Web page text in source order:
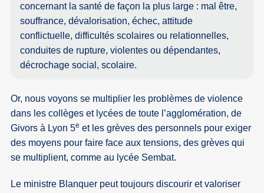
concernant la santé de façon la plus large : mal être,
souffrance, dévalorisation, échec, attitude
conflictuelle, difficultés scolaires ou relationnelles,
conduites de rupture, violentes ou dépendantes,
décrochage social, scolaire.
Or, nous voyons se multiplier les problèmes de violence
dans les collèges et lycées de toute l’agglomération, de
Givors à Lyon 5e et les grèves des personnels pour exiger
des moyens pour faire face aux tensions, des grèves qui
se multiplient, comme au lycée Sembat.
Le ministre Blanquer peut toujours discourir et valoriser